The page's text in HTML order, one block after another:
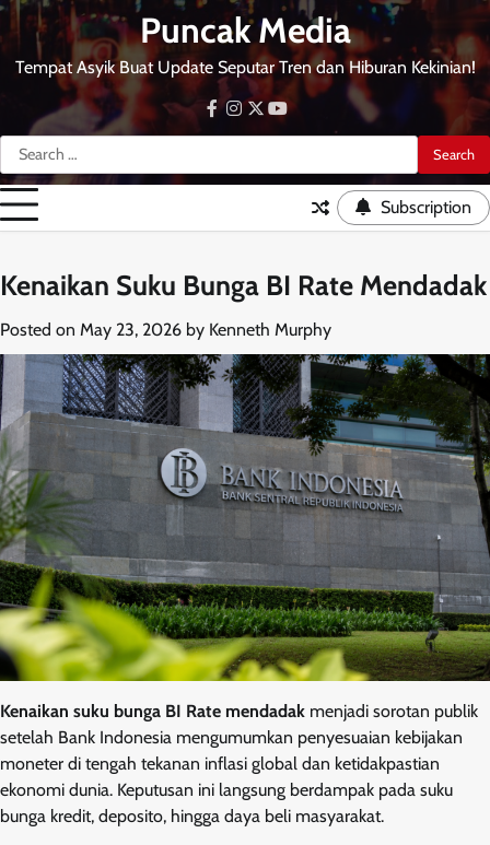
Skip
to
content
Puncak Media
Tempat Asyik Buat Update Seputar Tren dan Hiburan Kekinian!
Search
for:
facebook
instagram
twitteryoutube
Subscription
Kenaikan Suku Bunga BI Rate Mendadak
Posted on May 23, 2026 by Kenneth Murphy
Kenaikan suku bunga BI Rate mendadak menjadi sorotan publik
setelah Bank Indonesia mengumumkan penyesuaian kebijakan
moneter di tengah tekanan inflasi global dan ketidakpastian
ekonomi dunia. Keputusan ini langsung berdampak pada suku
bunga kredit, deposito, hingga daya beli masyarakat.